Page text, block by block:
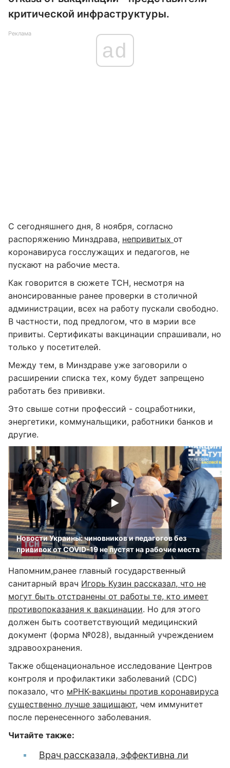
критической инфраструктуры.
Реклама
ad
С сегодняшнего дня, 8 ноября, согласно
распоряжению Минздрава, непривитых от
коронавируса госслужащих и педагогов, не
пускают на рабочие места.
Как говорится в сюжете ТСН, несмотря на
анонсированные ранее проверки в столичной
администрации, всех на работу пускали свободно.
В частности, под предлогом, что в мэрии все
привиты. Сертификаты вакцинации спрашивали, но
только у посетителей.
Между тем, в Минздраве уже заговорили о
расширении списка тех, кому будет запрещено
работать без прививки.
Это свыше сотни профессий - соцработники,
энергетики, коммунальщики, работники банков и
другие.
Новости Украины: чиновников и педагогов без
прививок от COVID-19 не пустят на рабочие места
Напомним,ранее главный государственный
санитарный врач Игорь Кузин рассказал, что не
могут быть отстранены от работы те, кто имеет
противопоказания к вакцинации. Но для этого
должен быть соответствующий медицинский
документ (форма №028), выданный учреждением
здравоохранения.
Также общенациональное исследование Центров
контроля и профилактики заболеваний (CDC)
показало, что мРНК-вакцины против коронавируса
существенно лучше защищают, чем иммунитет
после перенесенного заболевания.
Читайте также:
Врач рассказала, эффективна ли